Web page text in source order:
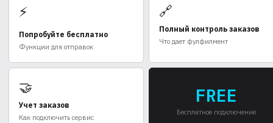
⚡
Попробуйте бесплатно
Функции для отправок
🔗
Полный контроль заказов
Что дает фулфилмент
🤝
Учет заказов
Как подключить сервис
FREE
Бесплатное подключение